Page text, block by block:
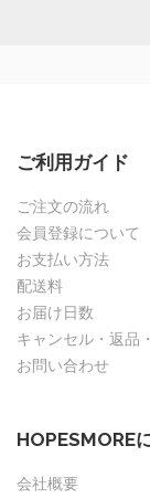
ご利用ガイド
ご注文の流れ
会員登録について
お支払い方法
配送料
お届け日数
キャンセル・返品
お問い合わせ
HOPESMORE
会社概要